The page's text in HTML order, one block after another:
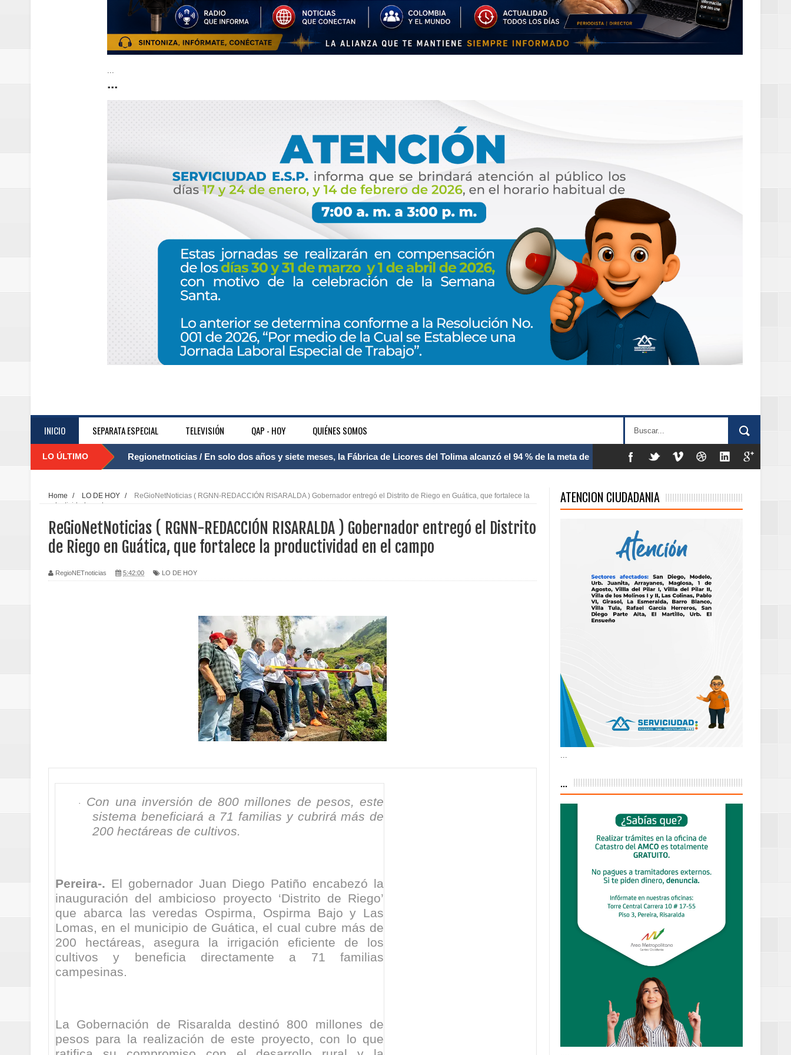
...
...
INICIO SEPARATA ESPECIAL TELEVISIÓN QAP - HOY QUIÉNES SOMOS
LO ÚLTIMO Regionetnoticias / El Aeropuerto Internacional Matecaña fortalece su conectividad con una nueva frecuencia
Regionetnoticias / Caldas fortalece el Mecanismo Articulador Departamental para el abordaje de las violencias
posesión presidencial
Regionetnoticias / La Alcaldía de Pereira continúa renovando espacios comunitarios que llevaban décadas sin
Regionetnoticias / Agua potable transforma la vida de 68 estudiantes rurales en Filadelfia gracias al Gobierno de
Regionetnoticias / Población vulnerable en Tuluá tendrá comedor comunitario gracias al Galardón de la Mujer
Regionetnoticias / Villarrica avanza hacia una ruta definitiva de reasentamiento
Regionetnoticias / Alcaldía de Cartagena avanza en trabajos contra las inundaciones con solución definitiva en la
Regionetnoticias / Pereira avanza con resultados en salud mental, innovación y paz
Regionetnoticias / Estas son las millonarias inversiones del Gobierno Matiz en el municipio de San Luis
Regionetnoticias / Gobernación de Caldas hace seguimiento al avance de la construcción de 400 estufas
ecoeficientes en Marquetalia
Regionetnoticias / Las ayudas técnicas aportaron dignidad a las personas con discapacidad de Pueblo Rico
Home / LO DE HOY /
ReGioNetNoticias ( RGNN-REDACCIÓN RISARALDA ) Gobernador entregó el Distrito de Riego en Guática, que fortalece la
productividad en el campo
ReGioNetNoticias ( RGNN-REDACCIÓN RISARALDA ) Gobernador entregó el Distrito
de Riego en Guática, que fortalece la productividad en el campo
RegioNETnoticias 5:42:00 LO DE HOY
·
Con una inversión de 800 millones de pesos, este
sistema beneficiará a 71 familias y cubrirá más de
200 hectáreas de cultivos.
Pereira-. El gobernador Juan Diego Patiño encabezó la
inauguración del ambicioso proyecto ‘Distrito de Riego’
que abarca las veredas Ospirma, Ospirma Bajo y Las
Lomas, en el municipio de Guática, el cual cubre más de
200 hectáreas, asegura la irrigación eficiente de los
cultivos y beneficia directamente a 71 familias
campesinas.
La Gobernación de Risaralda destinó 800 millones de
pesos para la realización de este proyecto, con lo que
ATENCION CIUDADANIA
...